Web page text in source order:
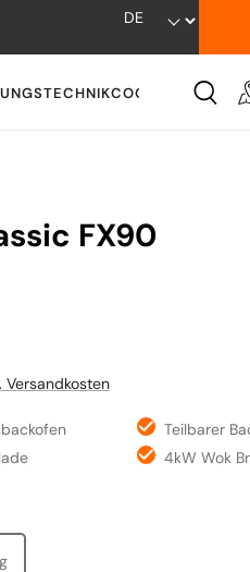
COOKWARE
FX90
Versandkosten
Teilbarer
4kW Wok